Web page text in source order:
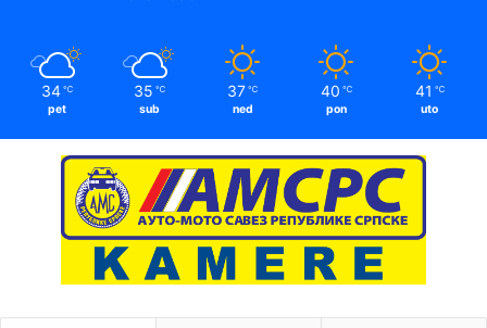
34 ℃
pet
35 ℃
sub
37 ℃
ned
40 ℃
pon
41 ℃
uto